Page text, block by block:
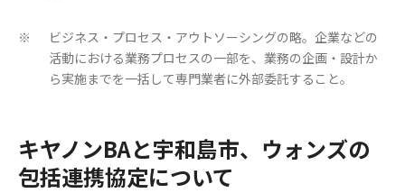
※
ビジネス・プロセス・アウトソーシングの略。企業などの
活動における業務プロセスの一部を、業務の企画・設計か
ら実施までを一括して専門業者に外部委託すること。
キヤノンBAと宇和島市、ウォンズの
包括連携協定について